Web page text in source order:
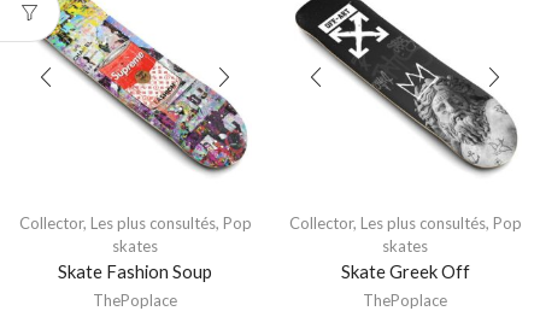
Collector, Les plus consultés, Pop
skates
Skate Fashion Soup
ThePoplace
Collector, Les plus consultés, Pop
skates
Skate Greek Off
ThePoplace